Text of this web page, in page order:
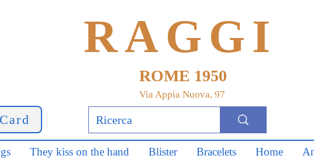
RAGGI
ROME 1950
Via Appia Nuova, 97
They kiss on the hand Blister Bracelets Home